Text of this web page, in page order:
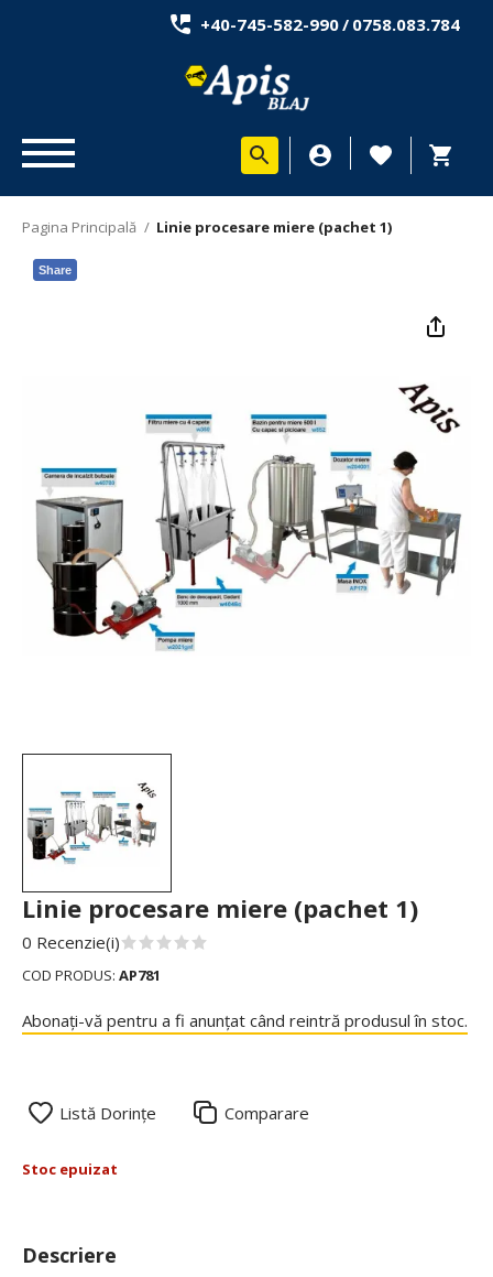
+40-745-582-990/ 0758.083.784
Pagina Principală / Linie procesare miere (pachet 1)
Share
Linie procesare miere (pachet 1)
0 Recenzie(i)
COD PRODUS: AP781
Abonați-vă pentru a fi anunțat când reintră produsul în stoc.
Listă Dorințe Comparare
Stoc epuizat
Descriere